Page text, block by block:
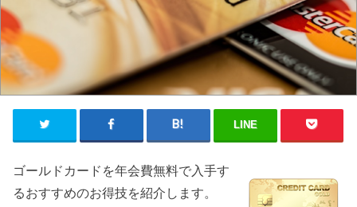
LINE
ゴールドカードを年会費無料で入手す
るおすすめのお得技を紹介します。